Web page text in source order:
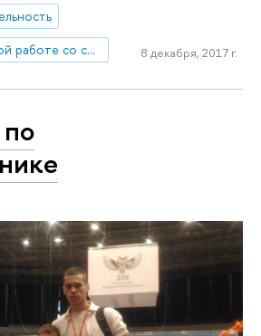
Отдел по внеучебной работе со студентами (Нижний Новгород)
8 декабря, 2017 г.